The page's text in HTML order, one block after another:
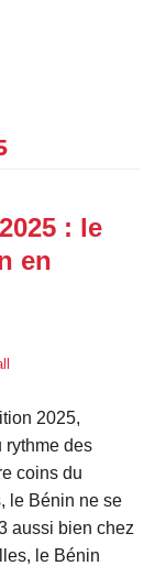
: le
en
2025,
rythme des
coins du
le Bénin ne se
aussi bien chez
le Bénin